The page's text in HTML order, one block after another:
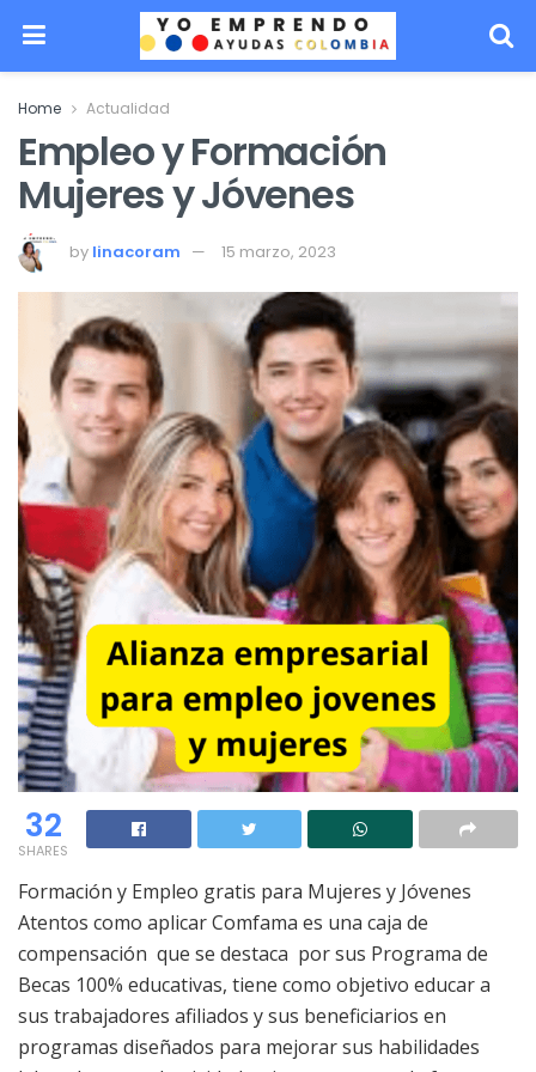
Home Actualidad
Empleo y Formación
Mujeres y Jóvenes
by linacoram 15 marzo, 2023
32
SHARES
Formación y Empleo gratis para Mujeres y Jóvenes
Atentos como aplicar Comfama es una caja de
compensación que se destaca por sus Programa de
Becas 100% educativas, tiene como objetivo educar a
sus trabajadores afiliados y sus beneficiarios en
programas diseñados para mejorar sus habilidades